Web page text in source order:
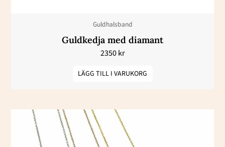
Guldhalsband
Guldkedja med diamant
2350kr
LÄGG TILL I VARUKORG
Den
här